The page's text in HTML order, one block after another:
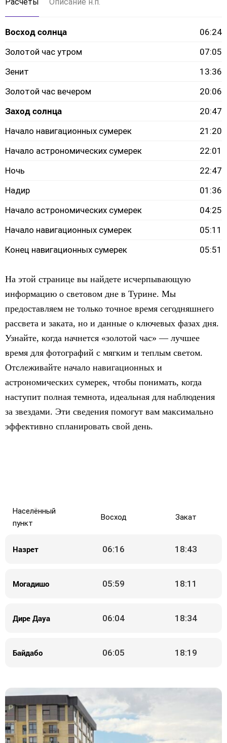
Восход солнца
06:24
Золотой час утром
07:05
Зенит
13:36
Золотой час вечером
20:06
Заход солнца
20:47
Начало навигационных сумерек
21:20
Начало астрономических сумерек
22:01
Ночь
22:47
Надир
01:36
Начало астрономических сумерек
04:25
Начало навигационных сумерек
05:11
Конец навигационных сумерек
05:51
На этой странице вы найдете исчерпывающую
информацию о световом дне в Турине. Мы
предоставляем не только точное время сегодняшнего
рассвета и заката, но и данные о ключевых фазах дня.
Узнайте, когда начнется «золотой час» — лучшее
время для фотографий с мягким и теплым светом.
Отслеживайте начало навигационных и
астрономических сумерек, чтобы понимать, когда
наступит полная темнота, идеальная для наблюдения
за звездами. Эти сведения помогут вам максимально
эффективно спланировать свой день.
Населённый
пункт
Восход Закат
Назрет 06:16 18:43
Могадишо 05:59 18:11
Дире Дауа 06:04 18:34
Байдабо 06:05 18:19